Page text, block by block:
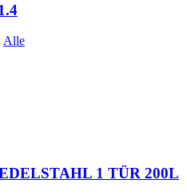
Alle
1 TÜR 200L